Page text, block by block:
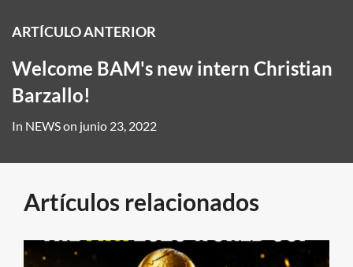
ARTÍCULO ANTERIOR
Welcome BAM's new intern Christian
Barzallo!
In NEWSon junio 23, 2022
Artículos relacionados